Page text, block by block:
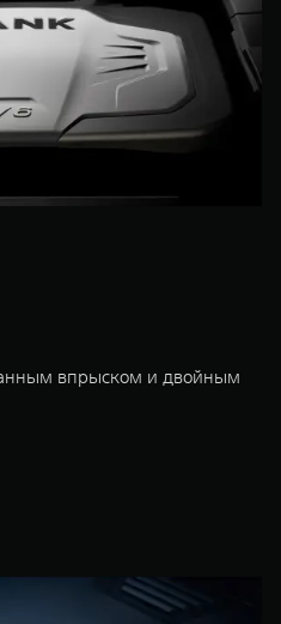
от 5 699
впрыском и двойным